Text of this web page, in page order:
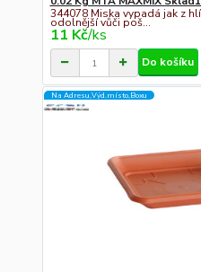
344078 Miska vypadá jak z
odolnější vůči poš...
11 Kč/ks
Do košíku
Na Adresu,Výd.místo,Boxu